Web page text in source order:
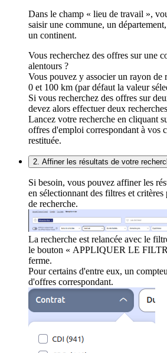
Dans le champ « lieu de travail »,
saisir une commune, un
un continent.
Vous recherchez des offres sur une
alentours ?
Vous pouvez y associer un rayon de
0 et 100 km (par défaut la valeur
Si vous recherchez des offres sur
devez alors effectuer deux
Lancez votre recherche en cliquant
offres d'emploi correspondant à vos
restituée.
2. Affiner les résultats de votre
Si besoin, vous pouvez affiner les
en sélectionnant des filtres et critères
de recherche.
La recherche est relancée avec le
le bouton « APPLIQUER LE
ferme.
Pour certains d'entre eux, un
d'offres correspondant.